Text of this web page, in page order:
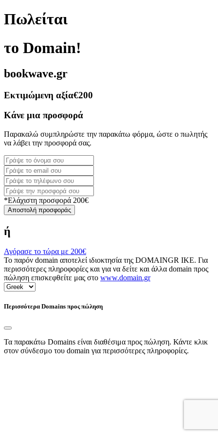
Πωλείται
το Domain!
bookwave.gr
Εκτιμώμενη αξία€200
Κάνε μια προσφορά
Παρακαλώ συμπληρώστε την παρακάτω φόρμα, ώστε ο πωλητής
να λάβει την προσφορά σας.
*Ελάχιστη προσφορά 200€
Αποστολή προσφοράς
ή
Αγόρασε το τώρα με 200€
Το παρόν domain αποτελεί ιδιοκτησία της DOMAINGR ΙΚΕ. Για
περισσότερες πληροφορίες και για να δείτε και άλλα domain προς
πώληση επισκεφθείτε μας στο www.domain.gr
Περισσότερα Domains προς πώληση
Τα παρακάτω Domains είναι διαθέσιμα προς πώληση. Κάντε κλικ
στον σύνδεσμο του domain για περισσότερες πληροφορίες.